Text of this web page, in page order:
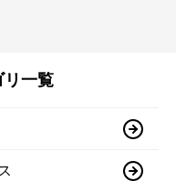
リ一覧